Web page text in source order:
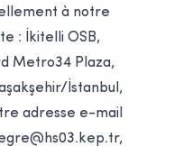
à notre
: İkitelli OSB,
Metro34 Plaza,
İstanbul,
adresse e-mail
,